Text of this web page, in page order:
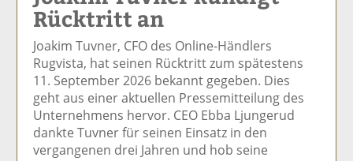
uf
F
ac
e
b
o
o
el
wi
tt
er
n
Li
n
k
e
E
m
ai
l
Rücktritt an
Joakim Tuvner, CFO des Online-Händlers
Rugvista, hat seinen Rücktritt zum spätestens
11. September 2026 bekannt gegeben. Dies
geht aus einer aktuellen Pressemitteilung des
Unternehmens hervor. CEO Ebba Ljungerud
dankte Tuvner für seinen Einsatz in den
vergangenen drei Jahren und hob seine